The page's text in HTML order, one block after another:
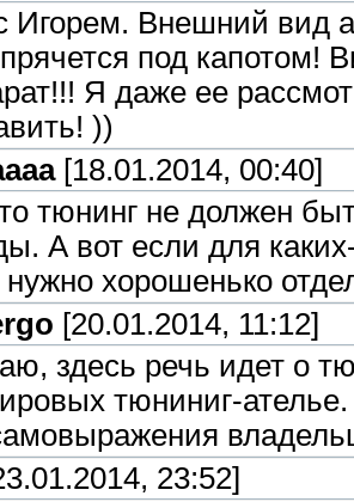
Игорем. Внешний вид
под капотом!
Я даже ее
))
[18.01.2014, 00:40]
тюнинг не должен
А вот если для
нужно хорошенько
[20.01.2014, 11:12]
здесь речь идет о
тюниниг-
23:52]